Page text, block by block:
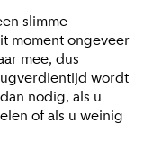
slimme
moment ongeveer
mee, dus
wordt
nodig, als u
of als u weinig